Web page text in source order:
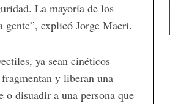
La mayoría de los
gente”, explicó Jorge Macri.
ya sean cinéticos
y liberan una
disuadir a una persona que